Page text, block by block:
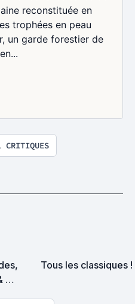
reconstituée en
trophées en peau
un garde forestier de
Tous les classiques !